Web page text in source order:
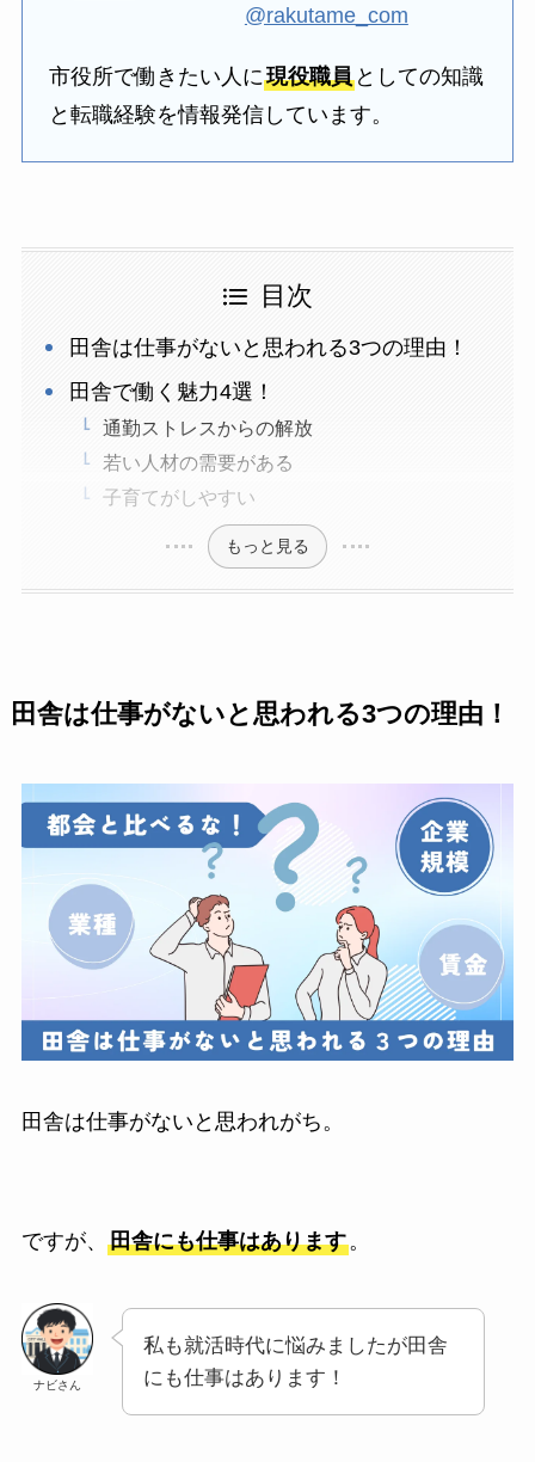
@rakutame_com
市役所で働きたい人に現役職員 としての知識
と転職経験を情報発信しています。
目次
田舎は仕事がないと思われる3つの理由！
田舎で働く魅力4選！
通勤ストレスからの解放
若い人材の需要がある
子育てがしやすい
もっと見る
田舎は仕事がないと思われる3つの理由！
田舎は仕事がないと思われがち。
ですが、 田舎にも仕事はあります。
ナビさん
私も就活時代に悩みましたが田舎
にも仕事はあります！